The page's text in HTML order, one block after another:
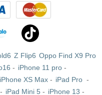
Z Flip6 Oppo Find X9 Pro
- iPhone 11 pro-
iPhone XS Max- iPad Pro -
- iPad Mini 5 - iPhone 13 -